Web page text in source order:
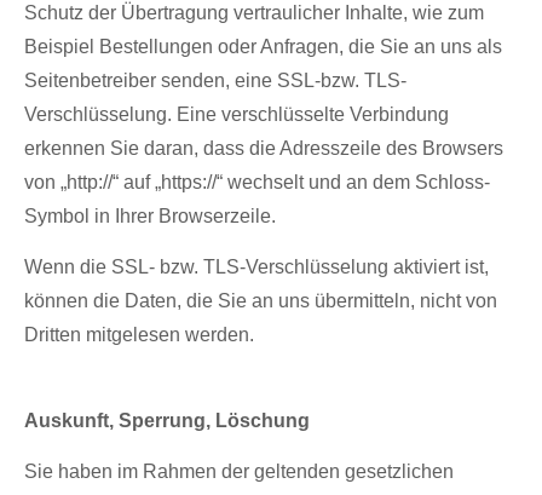
Schutz der Übertragung vertraulicher Inhalte, wie zum
Beispiel Bestellungen oder Anfragen, die Sie an uns als
Seitenbetreiber senden, eine SSL-bzw. TLS-
Verschlüsselung. Eine verschlüsselte Verbindung
erkennen Sie daran, dass die Adresszeile des Browsers
von „http://“ auf „https://“ wechselt und an dem Schloss-
Symbol in Ihrer Browserzeile.
Wenn die SSL- bzw. TLS-Verschlüsselung aktiviert ist,
können die Daten, die Sie an uns übermitteln, nicht von
Dritten mitgelesen werden.
Auskunft, Sperrung, Löschung
Sie haben im Rahmen der geltenden gesetzlichen